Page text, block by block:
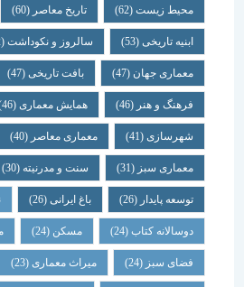
محیط زیست(62) تاریخ معاصر(60)
ابنیه تاریخی(53) سالروز و نکوداشت(52)
معماری جهان (47) بافت تاریخی(47)
فرهنگ و هنر(46) همایش معماری (46)
شهرسازی(41) معماری معاصر(40)
معماری سبز(31) سنت و مدرنیته(30)
توسعه پایدار(26) باغ ایرانی(26) نابودی
دوسالانه کتاب(24) مسکن (24) معماری
فضای سبز(24) میراث معماری (23)